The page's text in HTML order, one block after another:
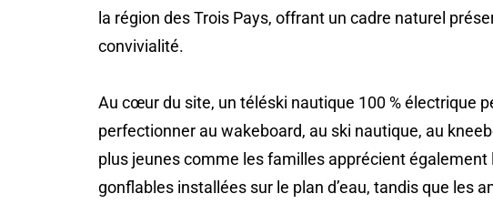
la région des Trois Pays, offrant un cadre naturel
convivialité.
Au cœur du site, un téléski nautique 100 % électrique
perfectionner au wakeboard, au ski nautique, au
plus jeunes comme les familles apprécient également
gonflables installées sur le plan d’eau, tandis que les